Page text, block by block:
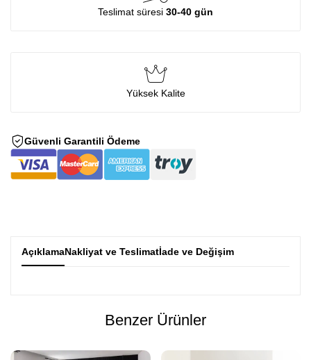
Teslimat süresi 30-40 gün
Yüksek Kalite
Güvenli Garantili Ödeme
AçıklamaNakliyat ve Teslimatİade ve Değişim
Benzer Ürünler